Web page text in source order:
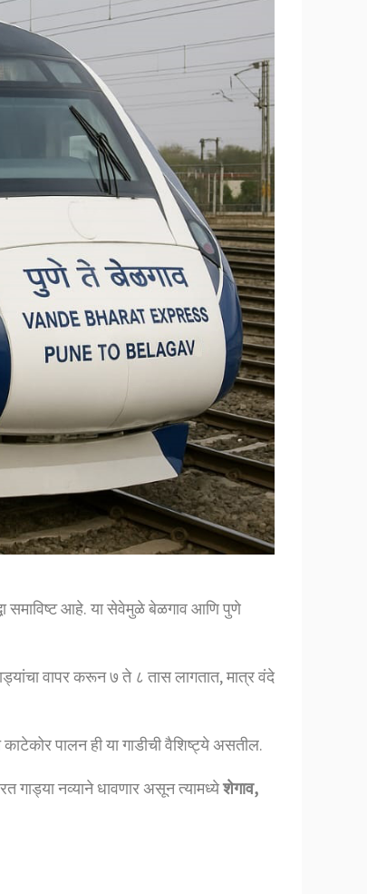
समाविष्ट आहे. या सेवेमुळे बेळगाव आणि पुणे
वापर करून ७ ते ८ तास लागतात, मात्र वंदे
पालन ही या गाडीची वैशिष्ट्ये असतील.
गाड्या नव्याने धावणार असून त्यामध्येशेगाव,